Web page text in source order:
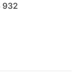
932